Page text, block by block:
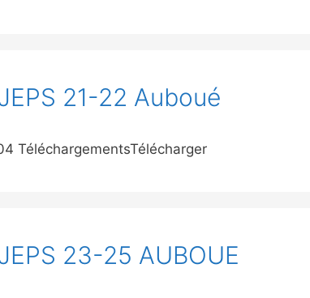
21-22 Auboué
TéléchargementsTélécharger
23-25 AUBOUE